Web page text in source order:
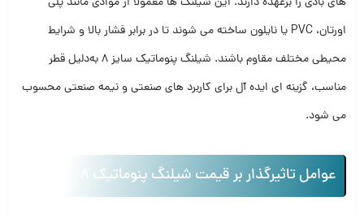
اورتان، PVC یا نایلون ساخته می‌ شوند تا در برابر فشار بالا و شرایط
محیطی مختلف مقاوم باشند. شیلنگ پنوماتیک سایز 8 به‌دلیل قطر
مناسب، گزینه‌ ای ایده‌ آل برای کاربرد های صنعتی و نیمه‌ صنعتی محسوب
می‌ شود.
عوامل تاثیرگذار بر قیمت شیلنگ پنوماتیک 8